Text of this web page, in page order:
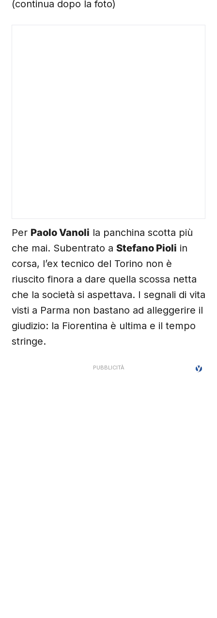
(continua dopo la foto)
Per Paolo Vanoli la panchina scotta più
che mai. Subentrato a Stefano Pioli in
corsa, l’ex tecnico del Torino non è
riuscito finora a dare quella scossa netta
che la società si aspettava. I segnali di vita
visti a Parma non bastano ad alleggerire il
giudizio: la Fiorentina è ultima e il tempo
stringe.